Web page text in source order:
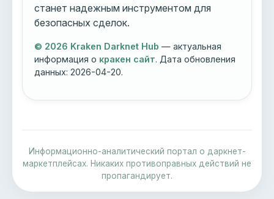
станет надежным инструментом для
безопасных сделок.
© 2026 Kraken Darknet Hub — актуальная
информация о кракен сайт. Дата обновления
данных:2026-04-20.
Информационно-аналитический портал о даркнет-
маркетплейсах. Никаких противоправных действий не
пропагандирует.